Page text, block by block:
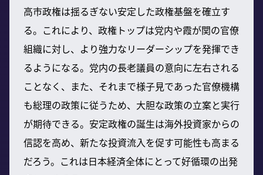
高市政権は揺るぎない安定した政権基盤を確立す
る。これにより、政権トップは党内や霞が関の官僚
組織に対し、より強力なリーダーシップを発揮でき
るようになる。党内の長老議員の意向に左右される
ことなく、また、それまで様子見であった官僚機構
も総理の政策に従うため、大胆な政策の立案と実行
が期待できる。安定政権の誕生は海外投資家からの
信認を高め、新たな投資流入を促す可能性も高まる
だろう。これは日本経済全体にとって好循環の出発